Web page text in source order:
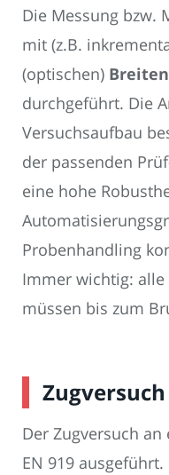
Die Messung bzw.
mit (z.B.
(optischen)
durchgeführt. Die
Versuchsaufbau
der passenden
eine hohe
Probenhandling
Immer wichtig:
müssen bis zum
Der Zugversuch
EN 919